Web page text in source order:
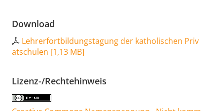
Download
Lehrerfortbildungstagung der katholischen Priv
atschulen [1,13 MB]
Lizenz-/Rechtehinweis